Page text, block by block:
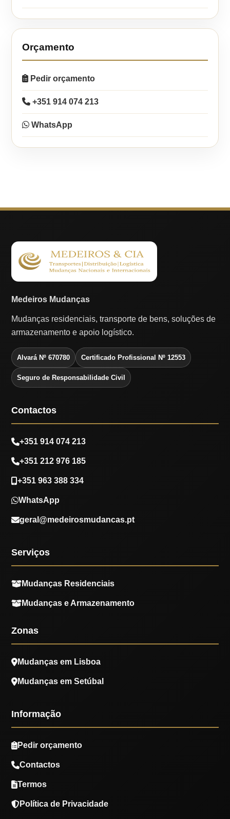
Orçamento
Pedir orçamento
+351 914 074 213
WhatsApp
Medeiros Mudanças
Mudanças residenciais, transporte de bens, soluções de
armazenamento e apoio logístico.
Alvará Nº 670780 Certificado Profissional Nº 12553
Seguro de Responsabilidade Civil
Contactos
+351 914 074 213
+351 212 976 185
+351 963 388 334
WhatsApp
geral@medeirosmudancas.pt
Serviços
Mudanças Residenciais
Mudanças e Armazenamento
Zonas
Mudanças em Lisboa
Mudanças em Setúbal
Informação
Pedir orçamento
Contactos
Termos
Política de Privacidade